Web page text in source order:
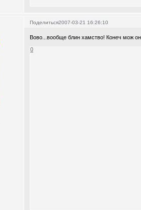
Поделиться2007-03-21 16:26:10
Вово...вообще блин хамство! Конеч мож
0